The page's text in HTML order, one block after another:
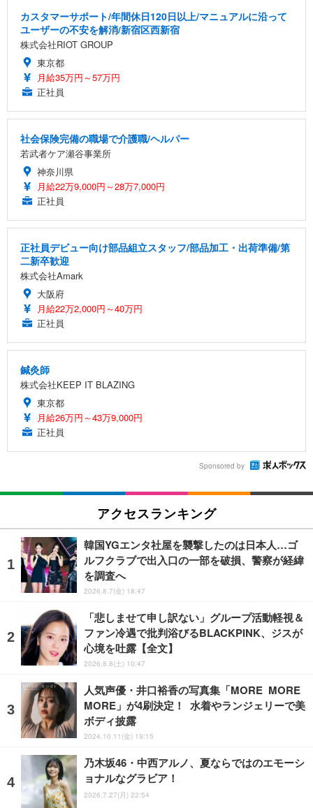
カスタマーサポート/年間休日120日以上/マニュアルに沿って
ユーザーの不安を解消/新宿区西新宿
株式会社RIOT GROUP
東京都
月給35万円～57万円
正社員
社会保険完備の職場で介護職/ヘルパー
若武者ケア瀬谷事業所
神奈川県
月給22万9,000円～28万7,000円
正社員
正社員デビュー向け部品組立スタッフ/部品加工・出荷準備/第
二新卒歓迎
株式会社Amark
大阪府
月給22万2,000円～40万円
正社員
鍼灸師
株式会社KEEP IT BLAZING
東京都
月給26万円～43万9,000円
正社員
Sponsored by
アクセスランキング
韓国YGエンタ社屋を襲撃したのは日本人…ゴ
ルフクラブで出入口の一部を破損、警察が経緯
を調査へ
2026.8.7(金) 18:47
「悲しませて申し訳ない」グループ活動軽視＆
ファン冷遇で批判浴びるBLACKPINK、ジスが
心境を吐露【全文】
2026.8.8(土) 10:47
人気声優・井口裕香の写真集「MORE MORE
MORE」が4刷決定！ 水着やランジェリーで美
ボディ披露
2024.10.11(金) 19:15
乃木坂46・中西アルノ、夏ならではのエモーシ
ョナルなグラビア！
2026.7.27(月) 22:54